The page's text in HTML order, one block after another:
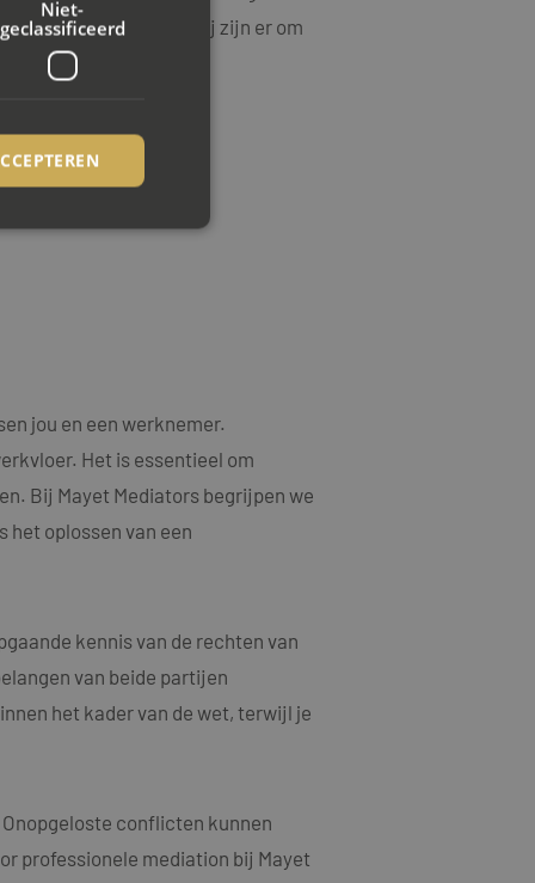
staan voorop, en wij zijn er om
jou en een werknemer.
Het is essentieel om
Bij Mayet Mediators begrijpen we
het oplossen van een
kennis van de rechten van
van beide partijen
het kader van de wet, terwijl je
conflicten kunnen
professionele mediation bij Mayet
Niet-
geclassificeerd
te
basis van de PHP-
doeleinden die
te
een willekeurig
om de
kunnen worden